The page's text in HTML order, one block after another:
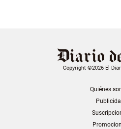
Copyright ©2026 El
Quiénes